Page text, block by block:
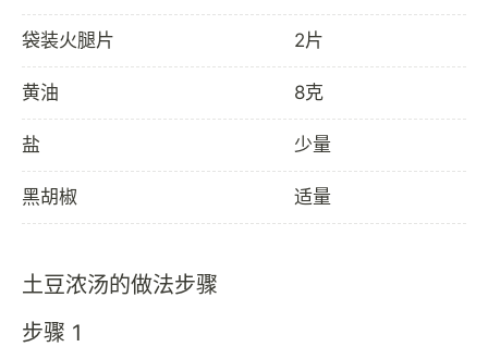
袋装火腿片 2片
黄油 8克
盐 少量
黑胡椒 适量
土豆浓汤的做法步骤
步骤 1